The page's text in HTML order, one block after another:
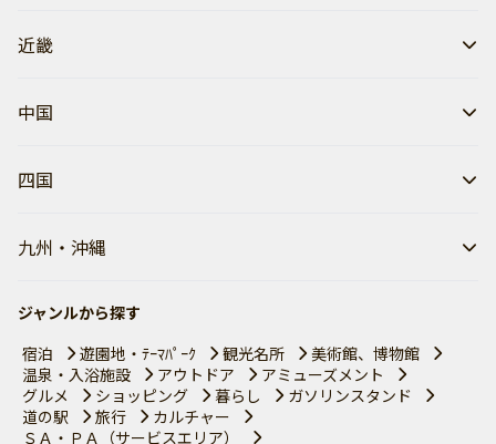
近畿
中国
四国
九州・沖縄
ジャンルから探す
宿泊
遊園地・ﾃｰﾏﾊﾟｰｸ 観光名所
美術館、博物館
温泉・入浴施設
アウトドア
アミューズメント
グルメ
ショッピング 暮らし
ガソリンスタンド
道の駅
旅行
カルチャー
ＳＡ・ＰＡ（サービスエリア）